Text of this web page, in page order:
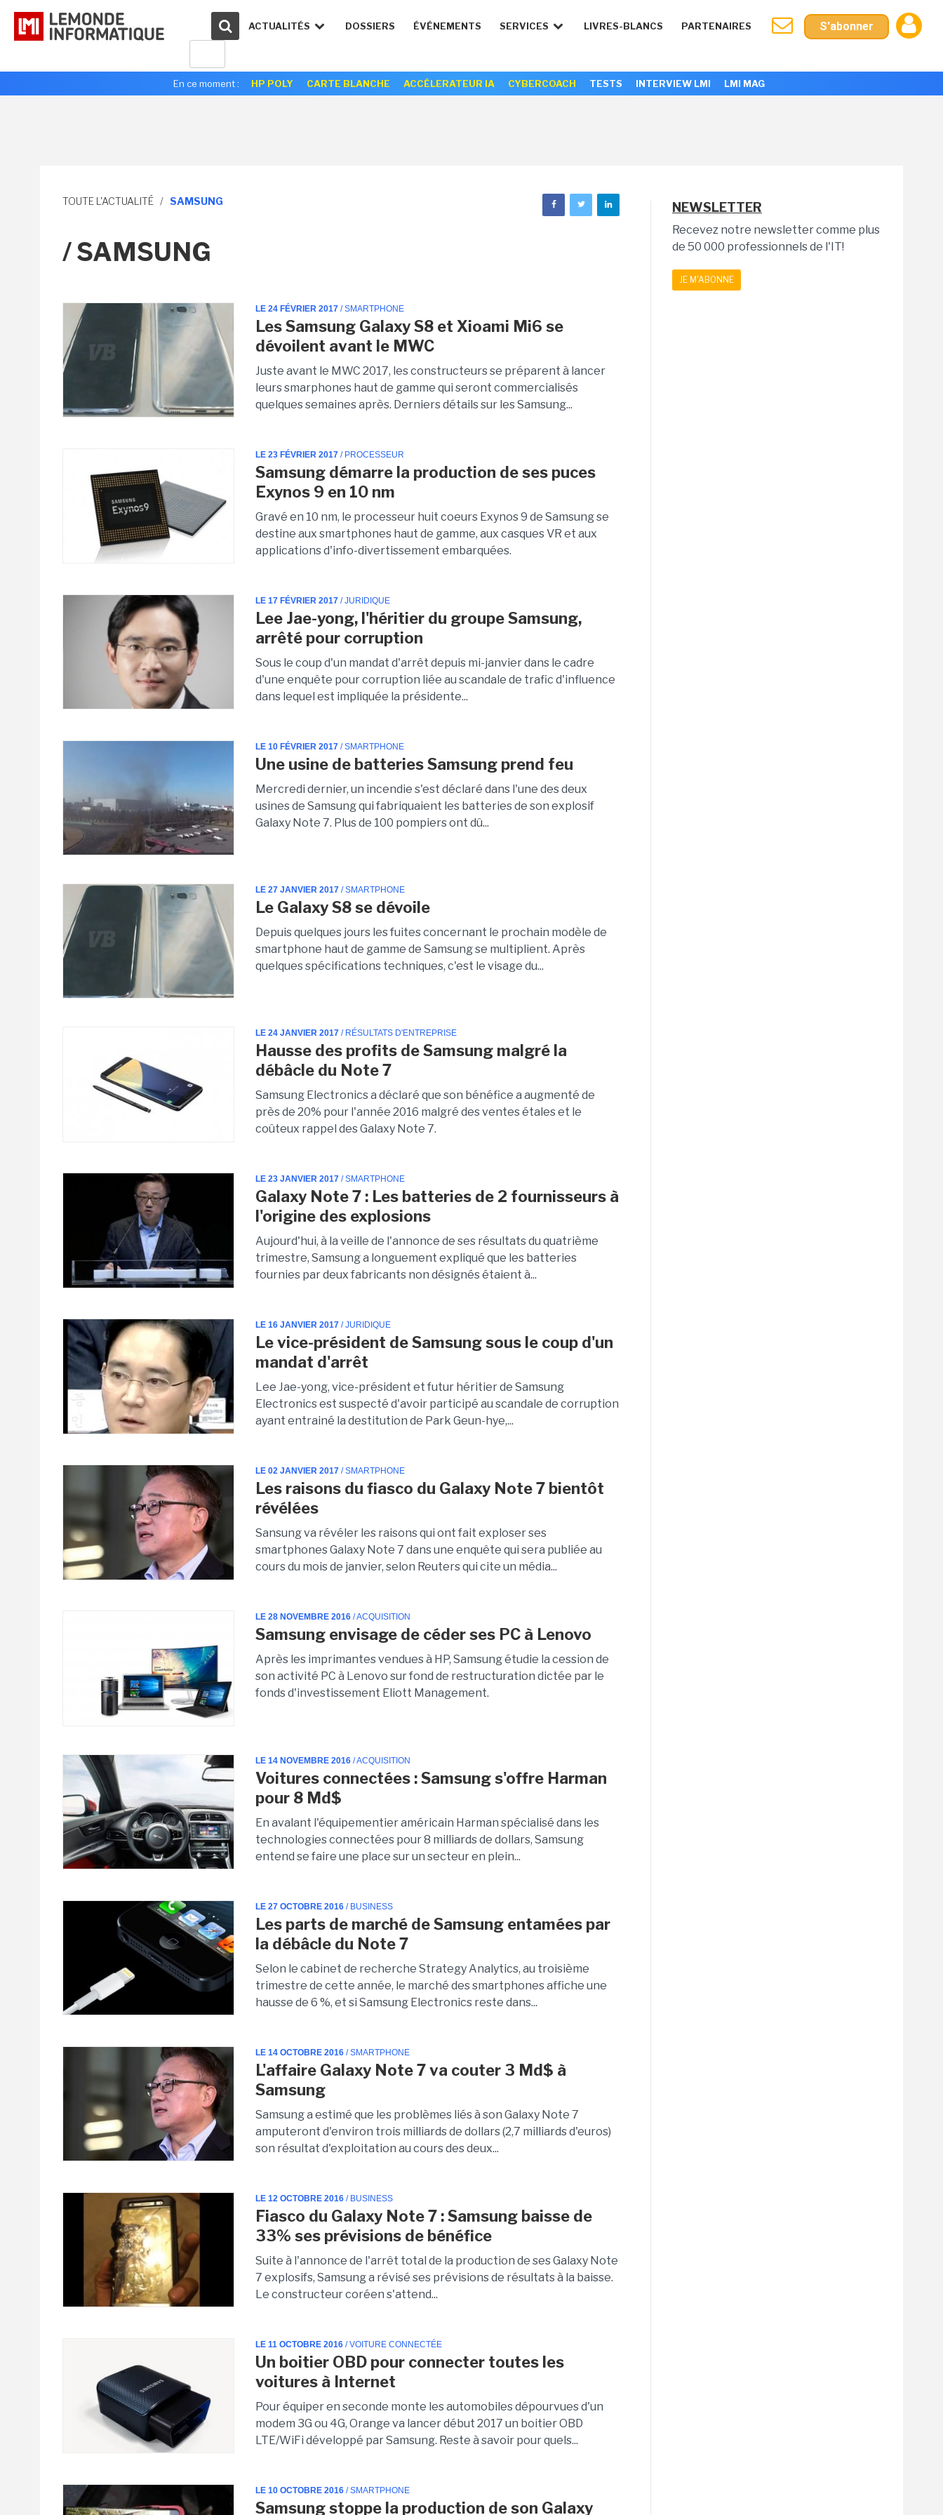
ACTUALITÉS DOSSIERS ÉVÉNEMENTS SERVICES LIVRES-BLANCS PARTENAIRES S'abonner
En ce moment : HP POLY CARTE BLANCHE ACCÉLERATEUR IA CYBERCOACH TESTS INTERVIEW LMI LMI MAG
TOUTE L'ACTUALITÉ / SAMSUNG
/ SAMSUNG
LE 24 FÉVRIER 2017 / SMARTPHONE
Les Samsung Galaxy S8 et Xioami Mi6 se
dévoilent avant le MWC
Juste avant le MWC 2017, les constructeurs se préparent à lancer
leurs smarphones haut de gamme qui seront commercialisés
quelques semaines après. Derniers détails sur les Samsung...
LE 23 FÉVRIER 2017 / PROCESSEUR
Samsung démarre la production de ses puces
Exynos 9 en 10 nm
Gravé en 10 nm, le processeur huit coeurs Exynos 9 de Samsung se
destine aux smartphones haut de gamme, aux casques VR et aux
applications d'info-divertissement embarquées.
LE 17 FÉVRIER 2017 / JURIDIQUE
Lee Jae-yong, l'héritier du groupe Samsung,
arrêté pour corruption
Sous le coup d'un mandat d'arrêt depuis mi-janvier dans le cadre
d'une enquête pour corruption liée au scandale de trafic d'influence
dans lequel est impliquée la présidente...
LE 10 FÉVRIER 2017 / SMARTPHONE
Une usine de batteries Samsung prend feu
Mercredi dernier, un incendie s'est déclaré dans l'une des deux
usines de Samsung qui fabriquaient les batteries de son explosif
Galaxy Note 7. Plus de 100 pompiers ont dû...
LE 27 JANVIER 2017 / SMARTPHONE
Le Galaxy S8 se dévoile
Depuis quelques jours les fuites concernant le prochain modèle de
smartphone haut de gamme de Samsung se multiplient. Après
quelques spécifications techniques, c'est le visage du...
LE 24 JANVIER 2017 / RÉSULTATS D'ENTREPRISE
Hausse des profits de Samsung malgré la
débâcle du Note 7
Samsung Electronics a déclaré que son bénéfice a augmenté de
près de 20% pour l'année 2016 malgré des ventes étales et le
coûteux rappel des Galaxy Note 7.
LE 23 JANVIER 2017 / SMARTPHONE
Galaxy Note 7 : Les batteries de 2 fournisseurs à
l'origine des explosions
Aujourd'hui, à la veille de l'annonce de ses résultats du quatrième
trimestre, Samsung a longuement expliqué que les batteries
fournies par deux fabricants non désignés étaient à...
LE 16 JANVIER 2017 / JURIDIQUE
Le vice-président de Samsung sous le coup d'un
mandat d'arrêt
Lee Jae-yong, vice-président et futur héritier de Samsung
Electronics est suspecté d'avoir participé au scandale de corruption
ayant entrainé la destitution de Park Geun-hye,...
LE 02 JANVIER 2017 / SMARTPHONE
Les raisons du fiasco du Galaxy Note 7 bientôt
révélées
Sansung va révéler les raisons qui ont fait exploser ses
smartphones Galaxy Note 7 dans une enquête qui sera publiée au
cours du mois de janvier, selon Reuters qui cite un média...
LE 28 NOVEMBRE 2016 / ACQUISITION
Samsung envisage de céder ses PC à Lenovo
Après les imprimantes vendues à HP, Samsung étudie la cession de
son activité PC à Lenovo sur fond de restructuration dictée par le
fonds d'investissement Eliott Management.
LE 14 NOVEMBRE 2016 / ACQUISITION
Voitures connectées : Samsung s'offre Harman
pour 8 Md$
En avalant l'équipementier américain Harman spécialisé dans les
technologies connectées pour 8 milliards de dollars, Samsung
entend se faire une place sur un secteur en plein...
LE 27 OCTOBRE 2016 / BUSINESS
Les parts de marché de Samsung entamées par
la débâcle du Note 7
Selon le cabinet de recherche Strategy Analytics, au troisième
trimestre de cette année, le marché des smartphones affiche une
hausse de 6 %, et si Samsung Electronics reste dans...
LE 14 OCTOBRE 2016 / SMARTPHONE
L'affaire Galaxy Note 7 va couter 3 Md$ à
Samsung
Samsung a estimé que les problèmes liés à son Galaxy Note 7
amputeront d'environ trois milliards de dollars (2,7 milliards d'euros)
son résultat d'exploitation au cours des deux...
LE 12 OCTOBRE 2016 / BUSINESS
Fiasco du Galaxy Note 7 : Samsung baisse de
33% ses prévisions de bénéfice
Suite à l'annonce de l'arrêt total de la production de ses Galaxy Note
7 explosifs, Samsung a révisé ses prévisions de résultats à la baisse.
Le constructeur coréen s'attend...
LE 11 OCTOBRE 2016 / VOITURE CONNECTÉE
Un boitier OBD pour connecter toutes les
voitures à Internet
Pour équiper en seconde monte les automobiles dépourvues d'un
modem 3G ou 4G, Orange va lancer début 2017 un boitier OBD
LTE/WiFi développé par Samsung. Reste à savoir pour quels...
LE 10 OCTOBRE 2016 / SMARTPHONE
Samsung stoppe la production de son Galaxy
NEWSLETTER
Recevez notre newsletter comme plus
de 50 000 professionnels de l'IT!
JE M'ABONNE